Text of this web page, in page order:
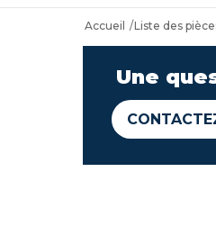
Accueil Liste des
Une